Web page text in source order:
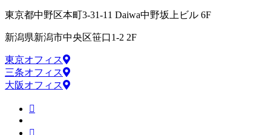
東京都中野区本町3-31-11 Daiwa中野坂上ビル 6F
新潟県新潟市中央区笹口1-2 2F
東京オフィス
三条オフィス
大阪オフィス